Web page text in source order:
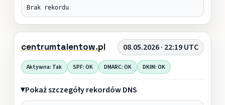
Brak rekordu
centrumtalentow.pl 08.05.2026 · 22:19 UTC
Aktywna: Tak SPF: OK DMARC: OK DKIM: OK
Pokaż szczegóły rekordów DNS